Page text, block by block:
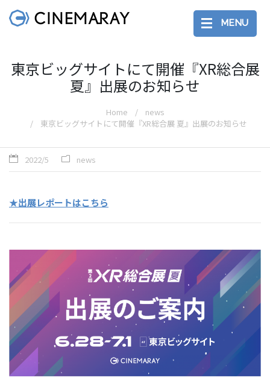
MENU
東京ビッグサイトにて開催『XR総合展
夏』出展のお知らせ
Home
news
東京ビッグサイトにて開催『XR総合展 夏』出展のお知らせ
2022/5 news
★出展レポートはこちら